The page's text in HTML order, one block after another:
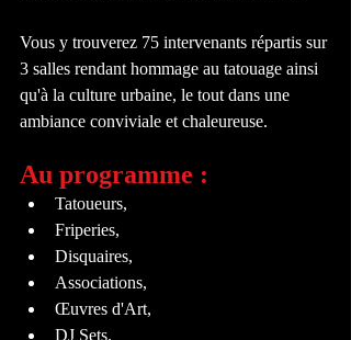
Vous y trouverez 75 intervenants répartis sur
3 salles rendant hommage au tatouage ainsi
qu'à la culture urbaine, le tout dans une
ambiance conviviale et chaleureuse.
Au programme :
Tatoueurs,
Friperies,
Disquaires,
Associations,
Œuvres d'Art,
DJ Sets.